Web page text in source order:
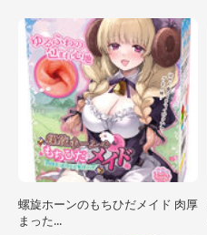
螺旋ホーンのもちひだメイド 肉厚
まった...